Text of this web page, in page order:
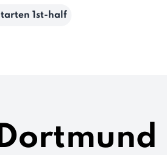
1st-half